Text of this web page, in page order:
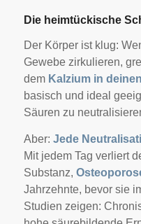
Die heimtückische
Der Körper ist klug:
Gewebe zirkulieren,
dem Kalzium in
basisch und ideal
Säuren zu
Aber: Jede
Mit jedem Tag verliert
Substanz,
Jahrzehnte, bevor sie
Studien zeigen: